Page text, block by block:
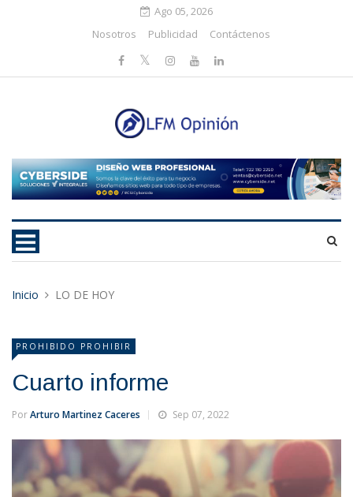
Ago 05, 2026
Nosotros
Publicidad Contáctenos
Inicio LO DE HOY
PROHIBIDO PROHIBIR
Cuarto informe
PorArturo Martinez Caceres Sep 07, 2022